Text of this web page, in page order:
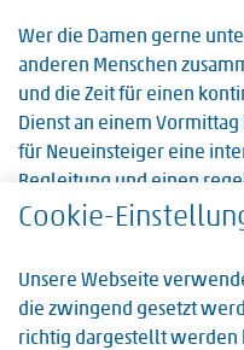
Wer die Damen gerne
anderen Menschen
und die Zeit für einen
Dienst an einem
für Neueinsteiger eine
Begleitung und einen
Informationsaustausch
Pflegedirektorin des
Telefon 06232 133 271
Cookie-
Unsere Webseite
die zwingend gesetzt
richtig dargestellt werden